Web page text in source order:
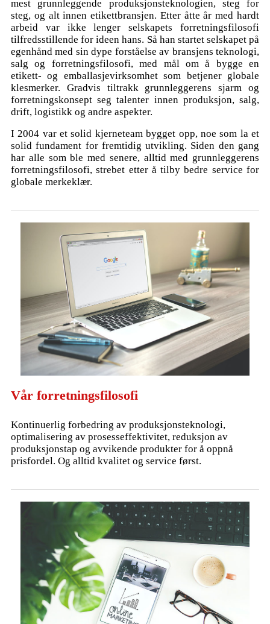
mest grunnleggende produksjonsteknologien, steg for
steg, og alt innen etikettbransjen. Etter åtte år med hardt
arbeid var ikke lenger selskapets forretningsfilosofi
tilfredsstillende for ideen hans. Så han startet selskapet på
egenhånd med sin dype forståelse av bransjens teknologi,
salg og forretningsfilosofi, med mål om å bygge en
etikett- og emballasjevirksomhet som betjener globale
klesmerker. Gradvis tiltrakk grunnleggerens sjarm og
forretningskonsept seg talenter innen produksjon, salg,
drift, logistikk og andre aspekter.
I 2004 var et solid kjerneteam bygget opp, noe som la et
solid fundament for fremtidig utvikling. Siden den gang
har alle som ble med senere, alltid med grunnleggerens
forretningsfilosofi, strebet etter å tilby bedre service for
globale merkeklær.
Vår forretningsfilosofi
Kontinuerlig forbedring av produksjonsteknologi,
optimalisering av prosesseffektivitet, reduksjon av
produksjonstap og avvikende produkter for å oppnå
prisfordel. Og alltid kvalitet og service først.